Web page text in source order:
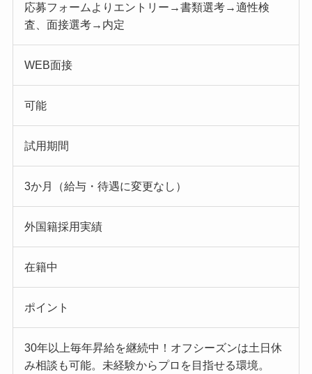
応募フォームよりエントリー→書類選考→適性検
査、面接選考→内定
WEB面接
可能
試用期間
3か月（給与・待遇に変更なし）
外国籍採用実績
在籍中
ポイント
30年以上毎年昇給を継続中！オフシーズンは土日休
み相談も可能。未経験からプロを目指せる環境。